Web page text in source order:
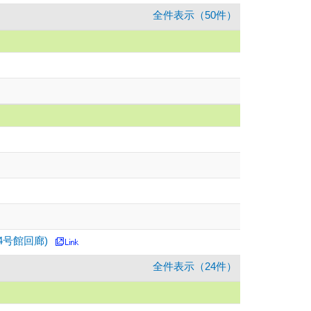
全件表示（50件）
館回廊)
全件表示（24件）